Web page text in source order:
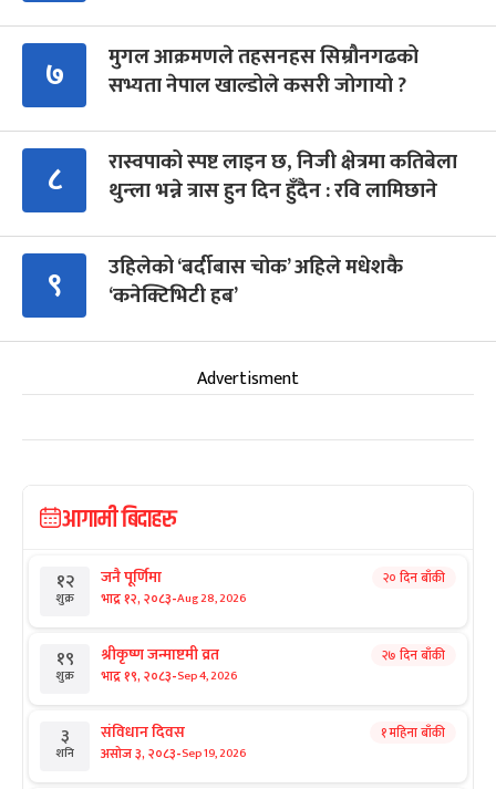
७
मुगल आक्रमणले तहसनहस सिम्रौनगढको
सभ्यता नेपाल खाल्डोले कसरी जोगायो ?
८
रास्वपाको स्पष्ट लाइन छ, निजी क्षेत्रमा कतिबेला
थुन्ला भन्ने त्रास हुन दिन हुँदैन : रवि लामिछाने
९
उहिलेको ‘बर्दीबास चोक’ अहिले मधेशकै
‘कनेक्टिभिटी हब’
Advertisment
आगामी बिदाहरु
१२
शुक्र
जनै पूर्णिमा
भाद्र १२, २०८३-Aug 28, 2026
२० दिन बाँकी
१९
शुक्र
श्रीकृष्ण जन्माष्टमी व्रत
भाद्र १९, २०८३-Sep 4, 2026
२७ दिन बाँकी
३
शनि
संविधान दिवस
असोज ३, २०८३-Sep 19, 2026
१ महिना बाँकी